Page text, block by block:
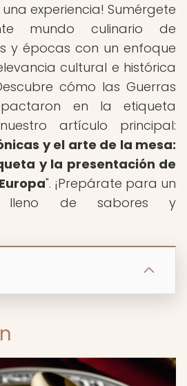
experiencia! Sumérgete
mundo culinario de
y épocas con un enfoque
cultural e histórica
cómo las Guerras
en la etiqueta
artículo principal:
y el arte de la mesa:
y la presentación de
". ¡Prepárate para un
lleno de sabores y